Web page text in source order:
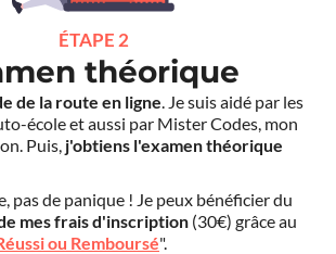
ÉTAPE 2
théorique
de la route en ligne. Je suis aidé par les
école et aussi par Mister Codes, mon
Puis, j'obtiens l'examen théorique
pas de panique ! Je peux bénéficier du
mes frais d'inscription (30€) grâce au
ou Remboursé".